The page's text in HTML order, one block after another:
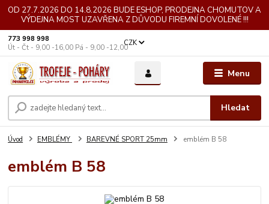
OD 27.7.2026 DO 14.8.2026 BUDE ESHOP, PRODEJNA CHOMUTOV A
VÝDEJNA MOST UZAVŘENA Z DŮVODU FIREMNÍ DOVOLENÉ !!!
Menu
CZK
Hledat
773 998 998
Út - Čt - 9,00 -16,00 Pá - 9,00 -12,00
Úvod EMBLÉMY BAREVNÉ SPORT 25mm emblém B 58
emblém B 58